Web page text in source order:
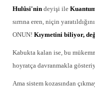
Hulûsi'nin deyişi ile
sırrına eren, niçin
ONUN! Kıymetini biliyor,
Kabukta kalan ise, bu
hoyratça davranmakla
Ama sistem kozasından